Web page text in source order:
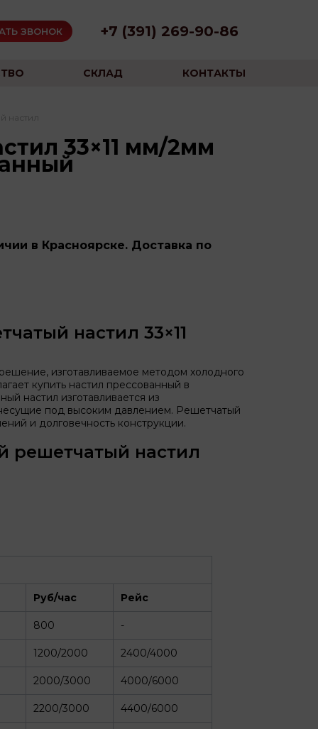
ЗВОНОК +7 (391) 269-90-86
СКЛАД КОНТАКТЫ
настил
33×11 мм/2мм
в Красноярске. Доставка по
настил 33×11
изготавливаемое методом холодного
купить настил прессованный в
настил изготавливается из
под высоким давлением. Решетчатый
и долговечность конструкции.
решетчатый настил
Руб/час Рейс
800 -
1200/2000 2400/4000
2000/3000 4000/6000
2200/3000 4400/6000